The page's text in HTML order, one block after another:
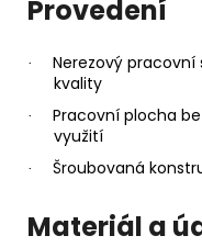
Provedení
· Nerezový
kvality
·
Pracovní plocha
využití
· Šroubovaná
Materiál a